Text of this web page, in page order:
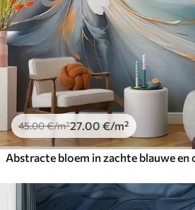
45.00€/m²27.00 €/m²